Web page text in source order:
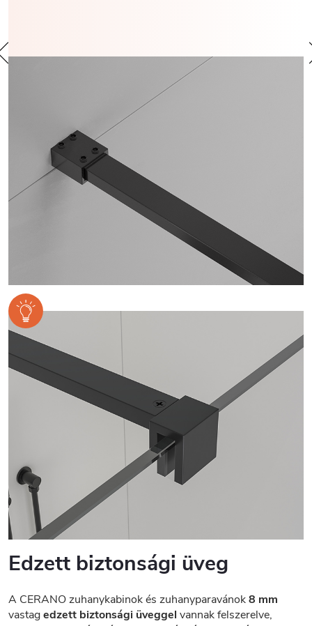
Edzett biztonsági üveg
A CERANO zuhanykabinok és zuhanyparavánok8 mm
vastagedzett biztonsági üveggel vannak felszerelve,